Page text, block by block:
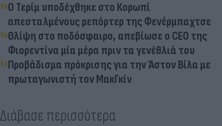
Ο Τερίμ υποδέχθηκε στο Κορωπί
απεσταλμένους ρεπόρτερ της Φενέρμπαχτσε
Θλίψη στο ποδόσφαιρο, απεβίωσε ο CEO της
Φιορεντίνα μία μέρα πριν τα γενέθλιά του
Προβάδισμα πρόκρισης για την Άστον Βίλα με
πρωταγωνιστή τον ΜακΓκίν
Διάβασε περισσότερα